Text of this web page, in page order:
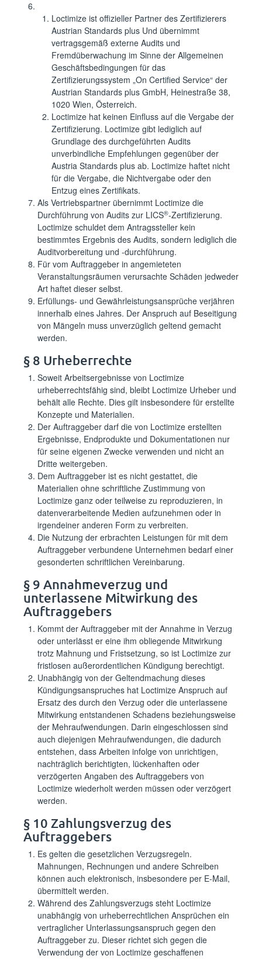
Loctimize ist offizieller Partner des Zertifizierers
Austrian Standards plus Und übernimmt
vertragsgemäß externe Audits und
Fremdüberwachung im Sinne der Allgemeinen
Geschäftsbedingungen für das
Zertifizierungssystem „On Certified Service“ der
Austrian Standards plus GmbH, Heinestraße 38,
1020 Wien, Österreich.
Loctimize hat keinen Einfluss auf die Vergabe der
Zertifizierung. Loctimize gibt lediglich auf
Grundlage des durchgeführten Audits
unverbindliche Empfehlungen gegenüber der
Austria Standards plus ab. Loctimize haftet nicht
für die Vergabe, die Nichtvergabe oder den
Entzug eines Zertifikats.
Als Vertriebspartner übernimmt Loctimize die
Durchführung von Audits zur LICS®-Zertifizierung.
Loctimize schuldet dem Antragssteller kein
bestimmtes Ergebnis des Audits, sondern lediglich die
Auditvorbereitung und -durchführung.
Für vom Auftraggeber in angemieteten
Veranstaltungsräumen verursachte Schäden jedweder
Art haftet dieser selbst.
Erfüllungs- und Gewährleistungsansprüche verjähren
innerhalb eines Jahres. Der Anspruch auf Beseitigung
von Mängeln muss unverzüglich geltend gemacht
werden.
§ 8 Urheberrechte
Soweit Arbeitsergebnisse von Loctimize
urheberrechtsfähig sind, bleibt Loctimize Urheber und
behält alle Rechte. Dies gilt insbesondere für erstellte
Konzepte und Materialien.
Der Auftraggeber darf die von Loctimize erstellten
Ergebnisse, Endprodukte und Dokumentationen nur
für seine eigenen Zwecke verwenden und nicht an
Dritte weitergeben.
Dem Auftraggeber ist es nicht gestattet, die
Materialien ohne schriftliche Zustimmung von
Loctimize ganz oder teilweise zu reproduzieren, in
datenverarbeitende Medien aufzunehmen oder in
irgendeiner anderen Form zu verbreiten.
Die Nutzung der erbrachten Leistungen für mit dem
Auftraggeber verbundene Unternehmen bedarf einer
gesonderten schriftlichen Vereinbarung.
§ 9 Annahmeverzug und
unterlassene Mitwirkung des
Auftraggebers
Kommt der Auftraggeber mit der Annahme in Verzug
oder unterlässt er eine ihm obliegende Mitwirkung
trotz Mahnung und Fristsetzung, so ist Loctimize zur
fristlosen außerordentlichen Kündigung berechtigt.
Unabhängig von der Geltendmachung dieses
Kündigungsanspruches hat Loctimize Anspruch auf
Ersatz des durch den Verzug oder die unterlassene
Mitwirkung entstandenen Schadens beziehungsweise
der Mehraufwendungen. Darin eingeschlossen sind
auch diejenigen Mehraufwendungen, die dadurch
entstehen, dass Arbeiten infolge von unrichtigen,
nachträglich berichtigten, lückenhaften oder
verzögerten Angaben des Auftraggebers von
Loctimize wiederholt werden müssen oder verzögert
werden.
§ 10 Zahlungsverzug des
Auftraggebers
Es gelten die gesetzlichen Verzugsregeln.
Mahnungen, Rechnungen und andere Schreiben
können auch elektronisch, insbesondere per E-Mail,
übermittelt werden.
Während des Zahlungsverzugs steht Loctimize
unabhängig von urheberrechtlichen Ansprüchen ein
vertraglicher Unterlassungsanspruch gegen den
Auftraggeber zu. Dieser richtet sich gegen die
Verwendung der von Loctimize geschaffenen